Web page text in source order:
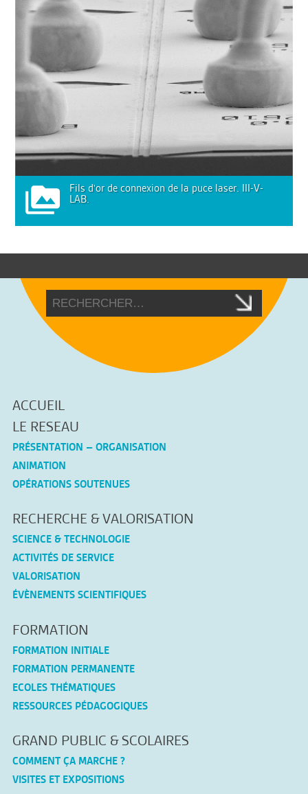
Fils d'or de connexion de la puce laser. III-V-
LAB.
ACCUEIL
LE RESEAU
PRÉSENTATION – ORGANISATION
ANIMATION
OPÉRATIONS SOUTENUES
RECHERCHE & VALORISATION
SCIENCE & TECHNOLOGIE
ACTIVITÉS DE SERVICE
VALORISATION
ÉVÈNEMENTS SCIENTIFIQUES
FORMATION
FORMATION INITIALE
FORMATION PERMANENTE
ECOLES THÉMATIQUES
RESSOURCES PÉDAGOGIQUES
GRAND PUBLIC & SCOLAIRES
COMMENT ÇA MARCHE ?
VISITES ET EXPOSITIONS